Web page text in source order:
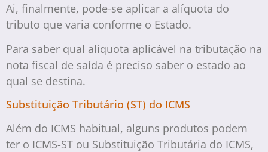
Ai, finalmente, pode-se aplicar a alíquota do
tributo que varia conforme o Estado.
Para saber qual alíquota aplicável na tributação na
nota fiscal de saída é preciso saber o estado ao
qual se destina.
Substituição Tributário (ST) do ICMS
Além do ICMS habitual, alguns produtos podem
ter o ICMS-ST ou Substituição Tributária do ICMS,